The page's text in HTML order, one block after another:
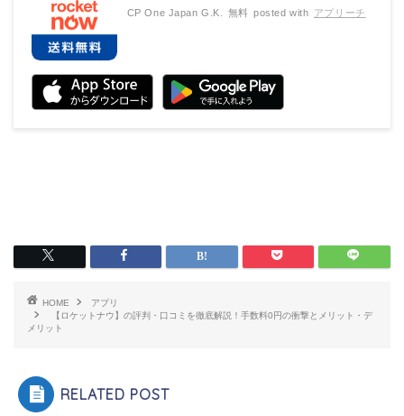
CP One Japan G.K. 無料 posted with アプリーチ
HOME
アプリ
【ロケットナウ】の評判・口コミを徹底解説！手数料0円の衝撃とメリット・デ
メリット
RELATED POST